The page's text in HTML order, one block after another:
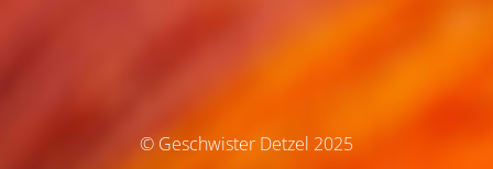
© Geschwister Detzel 2025